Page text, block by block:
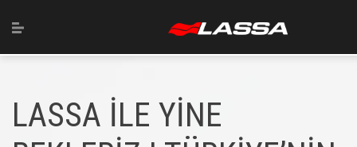
LASSA İLE YİNE